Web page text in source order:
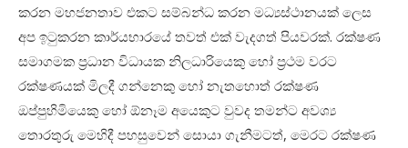
කරන මහජනතාව එකට සම්බන්ධ කරන මධ්‍යස්ථානයක් ලෙස
අප ඉටුකරන කාර්යභාරයේ තවත් එක් වැදගත් පියවරක්. රක්ෂණ
සමාගමක ප්‍රධාන විධායක නිලධාරියෙකු හෝ ප්‍රථම වරට
රක්ෂණයක් මිලදී ගන්නෙකු හෝ නැතහොත් රක්ෂණ
ඔප්පුහිමියෙකු හෝ ඕනෑම අයෙකුට වුවද තමන්ට අවශ්‍ය
තොරතුරු මෙහිදී පහසුවෙන් සොයා ගැනීමටත්, මෙරට රක්ෂණ